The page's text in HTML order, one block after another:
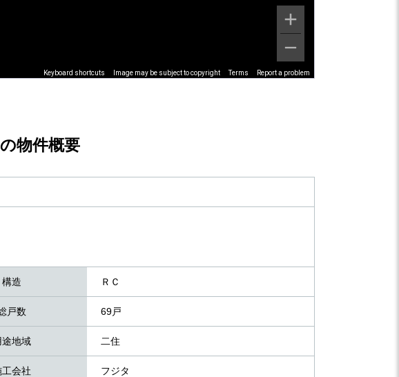
Keyboard shortcuts Image may be subject to copyright Terms Report a problem
物件概要
構造 ＲＣ
戸数 69戸
途地域 二住
工会社 フジタ